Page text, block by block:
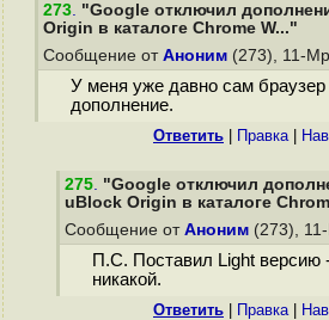
273. "Google отключил
Origin в каталоге Chrome W..."
Сообщение от Аноним (273), 11-
У меня уже давно сам браузер
дополнение.
Ответить Правка|
275. "Google отключил
uBlock Origin в каталоге
Сообщение от Аноним (273),
П.С. Поставил Light версию
никакой.
Ответить Правка|